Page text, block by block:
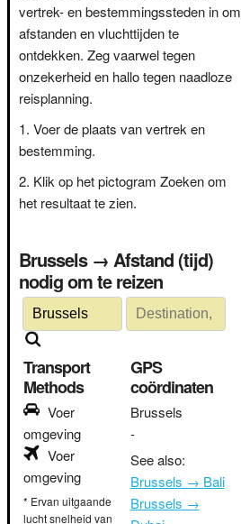
vertrek- en bestemmingssteden in om
afstanden en vluchttijden te
ontdekken. Zeg vaarwel tegen
onzekerheid en hallo tegen naadloze
reisplanning.
Voer de plaats van vertrek en
bestemming.
Klik op het pictogram Zoeken om
het resultaat te zien.
Brussels → Afstand (tijd)
nodig om te reizen
Transport
Methods
Voer
omgeving
Voer
omgeving
* Ervan uitgaande
lucht snelheid van
GPS
coördinaten
Brussels
-
See also:
Brussels → Bali
Brussels →